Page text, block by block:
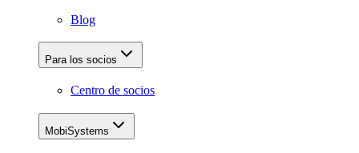
Blog
Para los socios
Centro de socios
MobiSystems